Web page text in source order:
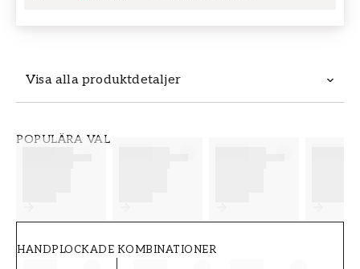
Visa alla produktdetaljer
POPULÄRA VAL
HANDPLOCKADE KOMBINATIONER